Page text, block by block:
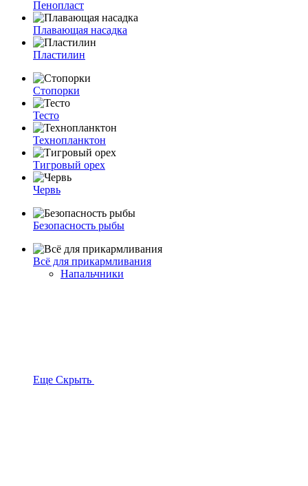
Пенопласт
Плавающая насадка
Пластилин
Стопорки
Тесто
Технопланктон
Тигровый орех
Червь
Безопасность рыбы
Всё для прикармливания
Напальчники
Еще Скрыть